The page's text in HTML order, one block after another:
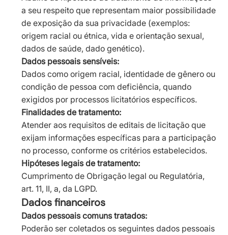
a seu respeito que representam maior possibilidade
de exposição da sua privacidade (exemplos:
origem racial ou étnica, vida e orientação sexual,
dados de saúde, dado genético).
Dados pessoais sensíveis:
Dados como origem racial, identidade de gênero ou
condição de pessoa com deficiência, quando
exigidos por processos licitatórios específicos.
Finalidades de tratamento:
Atender aos requisitos de editais de licitação que
exijam informações específicas para a participação
no processo, conforme os critérios estabelecidos.
Hipóteses legais de tratamento:
Cumprimento de Obrigação legal ou Regulatória,
art. 11, II, a, da LGPD.
Dados financeiros
Dados pessoais comuns tratados:
Poderão ser coletados os seguintes dados pessoais